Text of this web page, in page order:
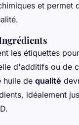
et permet
les étiquettes
d'additifs ou de
huile de qualité
idéalement